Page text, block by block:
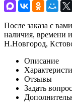
После заказа с
наличия, времени и
Н.Новгород,
Описание
Отзывы
Задать вопрос